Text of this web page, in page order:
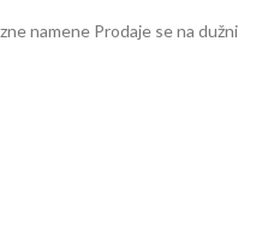
namene Prodaje se na dužni